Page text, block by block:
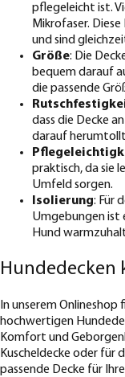
pflegeleicht ist.
Mikrofaser.
und sind
Größe: Die
bequem darauf
die passende
dass die Decke
darauf
praktisch, da sie
Umfeld sorgen.
Isolierung: Für
Umgebungen ist
Hund
Hundedecken
In unserem Onlineshop
hochwertigen
Komfort und
Kuscheldecke oder für
passende Decke für